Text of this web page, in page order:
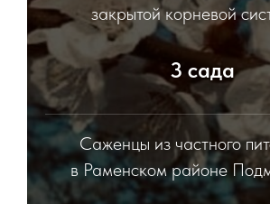
закрытой корневой
3 сада
Саженцы из частного
в Раменском районе